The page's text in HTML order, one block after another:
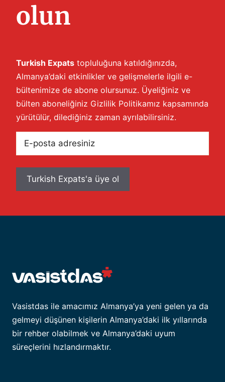
olun
Turkish Expats topluluğuna katıldığınızda,
Almanya’daki etkinlikler ve gelişmelerle ilgili e-
bültenimize de abone olursunuz. Üyeliğiniz ve
bülten aboneliğiniz Gizlilik Politikamız kapsamında
yürütülür, dilediğiniz zaman ayrılabilirsiniz.
posta
Vasistdas ile amacımız Almanya’ya yeni gelen ya da
gelmeyi düşünen kişilerin Almanya’daki ilk yıllarında
bir rehber olabilmek ve Almanya’daki uyum
süreçlerini hızlandırmaktır.